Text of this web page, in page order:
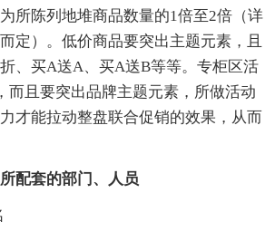
所陈列地堆商品数量的1倍至2倍（详
定）。低价商品要突出主题元素，且
、买A送A、买A送B等等。专柜区活
而且要突出品牌主题元素，所做活动
才能拉动整盘联合促销的效果，从而
配套的部门、人员